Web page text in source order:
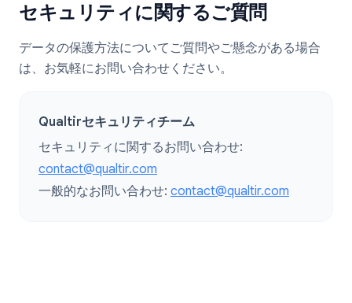
セキュリティに関するご質問
データの保護方法についてご質問やご懸念がある場合
は、お気軽にお問い合わせください。
Qualtirセキュリティチーム
セキュリティに関するお問い合わせ:
contact@qualtir.com
一般的なお問い合わせ: contact@qualtir.com